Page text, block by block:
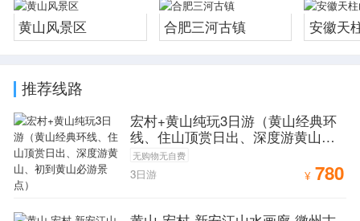
的微派建筑与水中的倒影，辉映成趣，成为了这里的标
志，吸引着无数的摄影迷，画家来这里写生，拍摄，创
黄山风景区 合肥三河古镇 安徽天
推荐线路
宏村+黄山纯玩3日游（黄山经典环
线、住山顶赏日出、深度游黄山、
初到黄山必游景点）
无购物无自费
¥ 780
3日游